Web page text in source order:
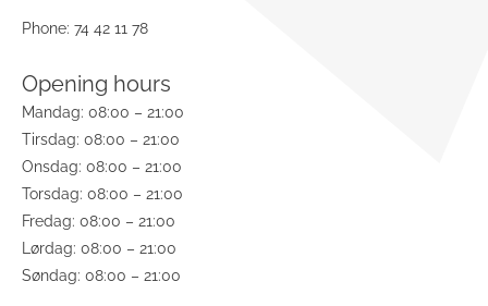
Phone: 74 42 11 78
Opening hours
Mandag: 08:00 – 21:00
Tirsdag: 08:00 – 21:00
Onsdag: 08:00 – 21:00
Torsdag: 08:00 – 21:00
Fredag: 08:00 – 21:00
Lørdag: 08:00 – 21:00
Søndag: 08:00 – 21:00